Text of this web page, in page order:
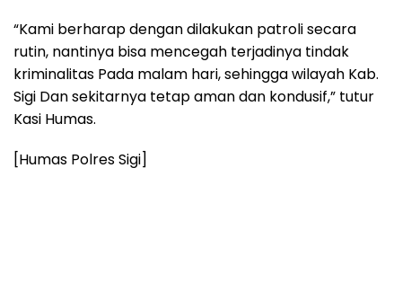
“Kami berharap dengan dilakukan patroli secara
rutin, nantinya bisa mencegah terjadinya tindak
kriminalitas Pada malam hari, sehingga wilayah Kab.
Sigi Dan sekitarnya tetap aman dan kondusif,” tutur
Kasi Humas.
[Humas Polres Sigi]